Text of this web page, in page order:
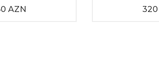
AZN